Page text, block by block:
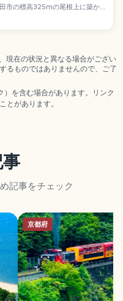
市の標高325mの尾根上に築か
城跡。1185年(文治元年)に緒方
迎えるために築いたと伝わり、
現在の状況と異なる場合がござい
るものではありませんので、ご了
を含む場合があります。リンク
とがあります。
記事をチェック
京都府